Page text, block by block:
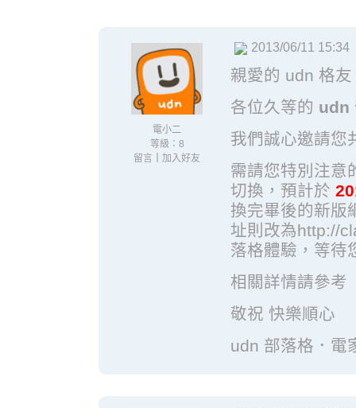
電小二
等級：8
留言
加入好友
2013/06/11 15:34
親愛的 udn 格
各位久等的 udn
我們誠心邀請您
需請您特別注意
切換，預計於
換完畢後的新版
址則改為http://
落格體驗，等待
相關詳情請參考
敬祝 快樂順心
udn 部落格．電